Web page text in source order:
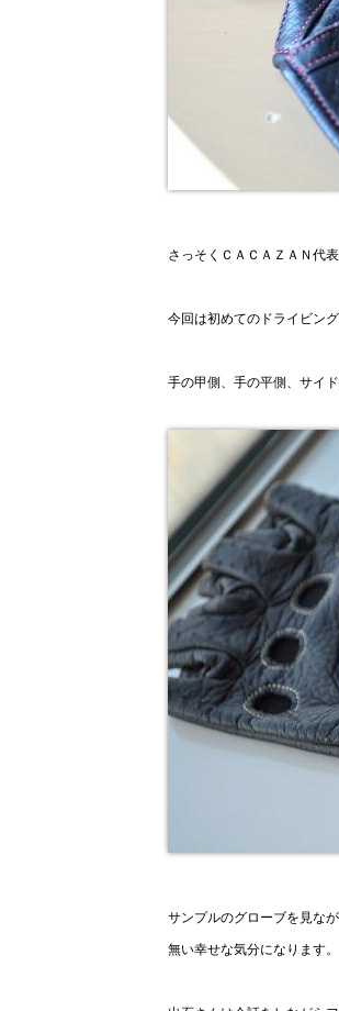
さっそくＣＡＣＡＺＡＮ代
今回は初めてのドライビン
手の甲側、手の平側、サイ
サンプルのグローブを見な
無い幸せな気分になります。